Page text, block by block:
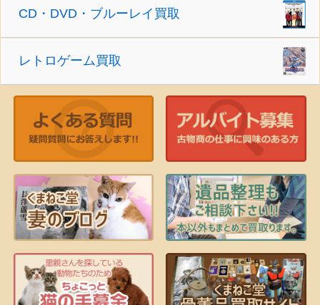
CD・DVD・ブルーレイ買取
レトロゲーム買取